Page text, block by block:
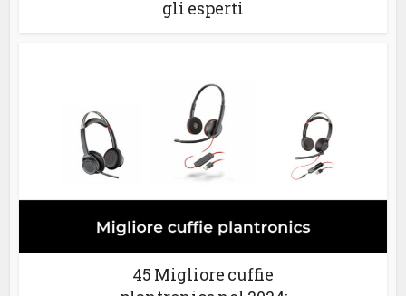
gli esperti
45 Migliore cuffie